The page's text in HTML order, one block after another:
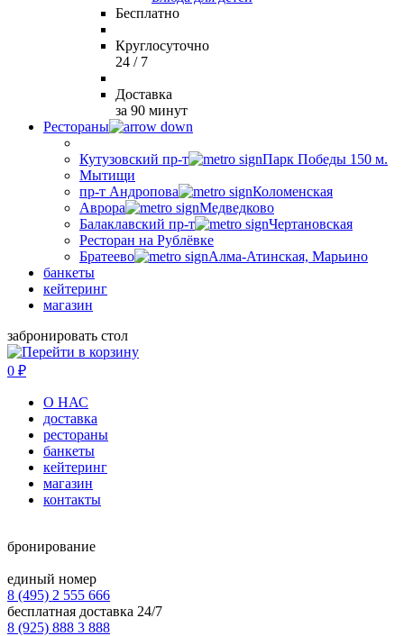
Бесплатно
Круглосуточно
24 / 7
Доставка
за 90 минут
Рестораны
Кутузовский пр-т
Парк Победы 150 м.
Мытищи
пр-т Андропова
Коломенская
Аврора
Медведково
Балаклавский пр-т
Чертановская
Ресторан на Рублёвке
Братеево
Алма-Атинская, Марьино
банкеты
кейтеринг
магазин
забронировать стол
0 ₽
О НАС
доставка
рестораны
банкеты
кейтеринг
магазин
контакты
бронирование
единый номер
8 (495) 2 555 666
бесплатная доставка 24/7
8 (925) 888 3 888